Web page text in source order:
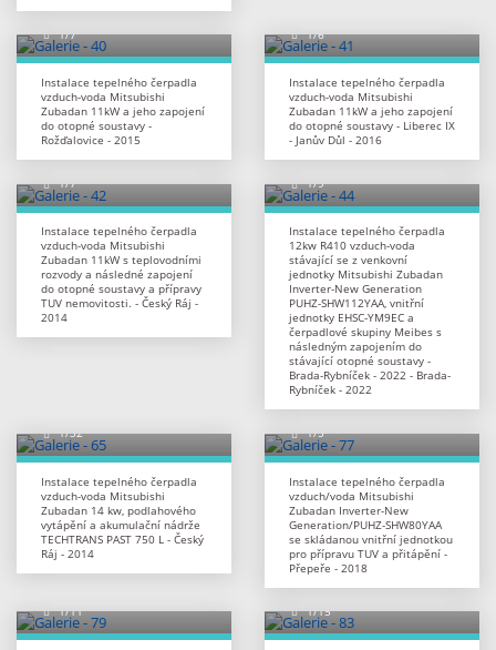
Instalace tepelného čerpadla
vzduch-voda Mitsubishi
Zubadan 11kW a jeho zapojení
do otopné soustavy -
Rožďalovice - 2015
Instalace tepelného čerpadla
vzduch-voda Mitsubishi
Zubadan 11kW a jeho zapojení
do otopné soustavy - Liberec IX
- Janův Důl - 2016
Instalace tepelného čerpadla
vzduch-voda Mitsubishi
Zubadan 11kW s teplovodními
rozvody a následné zapojení
do otopné soustavy a přípravy
TUV nemovitosti. - Český Ráj -
2014
Instalace tepelného čerpadla
12kw R410 vzduch-voda
stávající se z venkovní
jednotky Mitsubishi Zubadan
Inverter-New Generation
PUHZ-SHW112YAA, vnitřní
jednotky EHSC-YM9EC a
čerpadlové skupiny Meibes s
následným zapojením do
stávající otopné soustavy -
Brada-Rybníček - 2022 - Brada-
Rybníček - 2022
Instalace tepelného čerpadla
vzduch-voda Mitsubishi
Zubadan 14 kw, podlahového
vytápění a akumulační nádrže
TECHTRANS PAST 750 L - Český
Ráj - 2014
Instalace tepelného čerpadla
vzduch/voda Mitsubishi
Zubadan Inverter-New
Generation/PUHZ-SHW80YAA
se skládanou vnitřní jednotkou
pro přípravu TUV a přitápění -
Přepeře - 2018